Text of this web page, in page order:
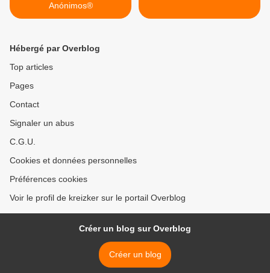
Anónimos®
Hébergé par Overblog
Top articles
Pages
Contact
Signaler un abus
C.G.U.
Cookies et données personnelles
Préférences cookies
Voir le profil de kreizker sur le portail Overblog
Créer un blog sur Overblog
Créer un blog